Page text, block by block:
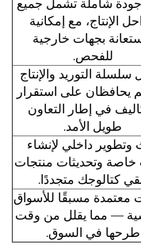
جودة شاملة تشمل جميع
الإنتاج، مع إمكانية
بجهات خارجية
للفحص.
سلسلة التوريد والإنتاج
يحافظان على استقرار
في إطار التعاون
طويل الأمد.
وتطوير داخلي لإنشاء
خاصة وتحديثات منتجات
كتالوجك متجددًا.
معتمدة مسبقًا للأسواق
— مما يقلل من وقت
طرحها في السوق.